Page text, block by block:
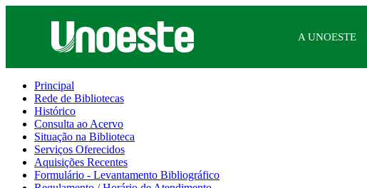
A UNOESTE
Principal
Rede de Bibliotecas
Histórico
Consulta ao Acervo
Situação na Biblioteca
Serviços Oferecidos
Aquisições Recentes
Formulário - Levantamento Bibliográfico